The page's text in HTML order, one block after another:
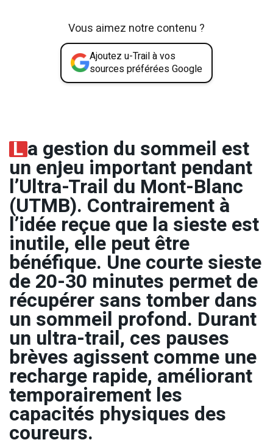
Vous aimez notre contenu ?
Ajoutez u-Trail à vos
sources préférées Google
La gestion du sommeil est
un enjeu important pendant
l’Ultra-Trail du Mont-Blanc
(UTMB). Contrairement à
l’idée reçue que la sieste est
inutile, elle peut être
bénéfique. Une courte sieste
de 20-30 minutes permet de
récupérer sans tomber dans
un sommeil profond. Durant
un ultra-trail, ces pauses
brèves agissent comme une
recharge rapide, améliorant
temporairement les
capacités physiques des
coureurs.